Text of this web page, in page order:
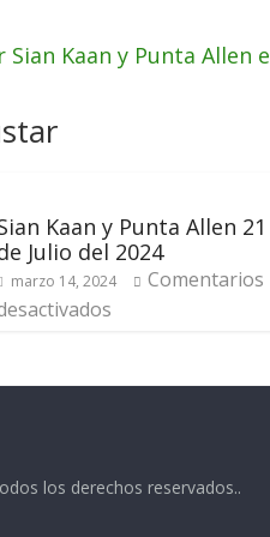
Sian Kaan y Punta Allen
Kaan y Punta Allen 21
Julio del 2024
marzo 14, 2024
Comentarios
los derechos reservados..